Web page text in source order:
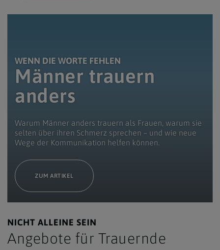
WENN DIE WORTE FEHLEN
Männer trauern
anders
Warum Männer anders trauern als Frauen, warum sie
selten über ihren Schmerz sprechen – und wie neue
Wege der Kommunikation helfen können.
ZUM ARTIKEL
NICHT ALLEINE SEIN
Angebote für Trauernde